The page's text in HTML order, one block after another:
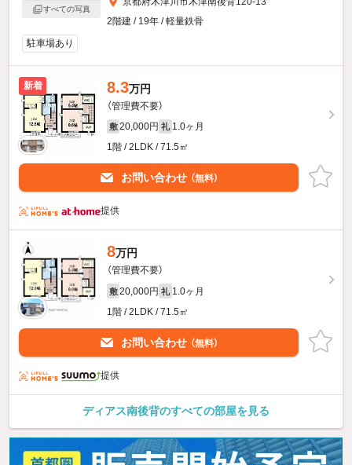
すべての写真
2階建 / 19年 / 軽量鉄骨
駐車場あり
新着 8.3万円
（管理費不要）
敷 20,000円 礼 1.0ヶ月
1階 / 2LDK / 71.5㎡
お問い合わせ （無料）
提供
8万円
（管理費不要）
敷 20,000円 礼 1.0ヶ月
1階 / 2LDK / 71.5㎡
お問い合わせ （無料）
提供
ディアス南後背のすべての部屋を見る